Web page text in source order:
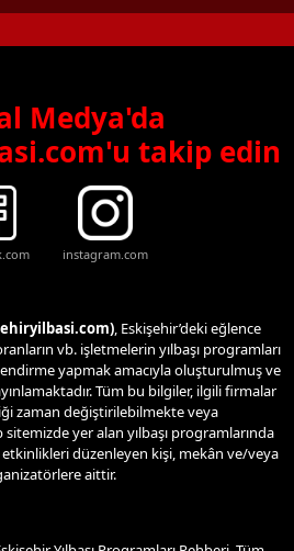
Medya'da
takip edin
instagram.com
, Eskişehir’deki eğlence
vb. işletmelerin yılbaşı programları
yapmak amacıyla oluşturulmuş ve
Tüm bu bilgiler, ilgili firmalar
zaman değiştirilebilmekte veya
yer alan yılbaşı programlarında
düzenleyen kişi, mekân ve/veya
aittir.